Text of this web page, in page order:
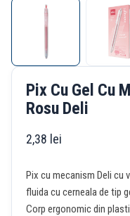
Pix Cu Gel Cu
Rosu Deli
2,38 lei
Pix cu mecanism Deli cu
fluida cu cerneala de tip
Corp ergonomic din